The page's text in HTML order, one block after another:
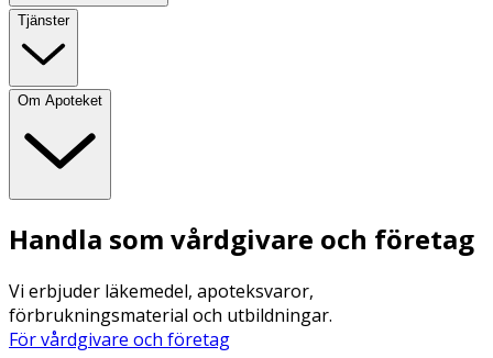
Tjänster
Om Apoteket
Handla som vårdgivare och företag
Vi erbjuder läkemedel, apoteksvaror,
förbrukningsmaterial och utbildningar.
För vårdgivare och företag